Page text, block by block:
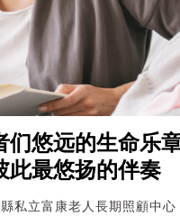
们悠远的生命乐
此最悠扬的伴奏
私立富康老人長期照顧中心